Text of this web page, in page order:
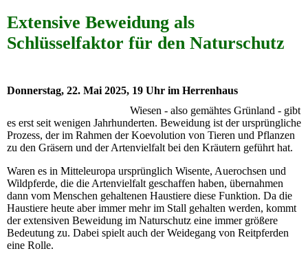
Extensive Beweidung als
Schlüsselfaktor für den Naturschutz
Donnerstag, 22. Mai 2025, 19 Uhr im Herrenhaus
Wiesen - also gemähtes Grünland - gibt
es erst seit wenigen Jahrhunderten. Beweidung ist der ursprüngliche
Prozess, der im Rahmen der Koevolution von Tieren und Pflanzen
zu den Gräsern und der Artenvielfalt bei den Kräutern geführt hat.
Waren es in Mitteleuropa ursprünglich Wisente, Auerochsen und
Wildpferde, die die Artenvielfalt geschaffen haben, übernahmen
dann vom Menschen gehaltenen Haustiere diese Funktion. Da die
Haustiere heute aber immer mehr im Stall gehalten werden, kommt
der extensiven Beweidung im Naturschutz eine immer größere
Bedeutung zu. Dabei spielt auch der Weidegang von Reitpferden
eine Rolle.